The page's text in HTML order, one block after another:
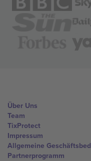
Über Uns
Team
TixProtect
Impressum
Allgemeine
Partnerprogramm